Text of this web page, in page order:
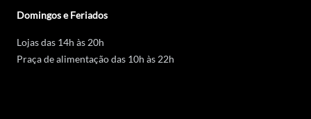
Domingos e Feriados
Lojas das 14h às 20h
Praça de alimentação das 10h às 22h